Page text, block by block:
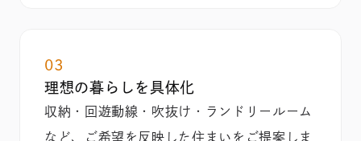
03
理想の暮らしを具体化
収納・回遊動線・吹抜け・ランドリールーム
など、ご希望を反映した住まいをご提案しま